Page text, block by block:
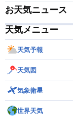
お天気ニュース
天気メニュー
天気予報
天気図
気象衛星
世界天気